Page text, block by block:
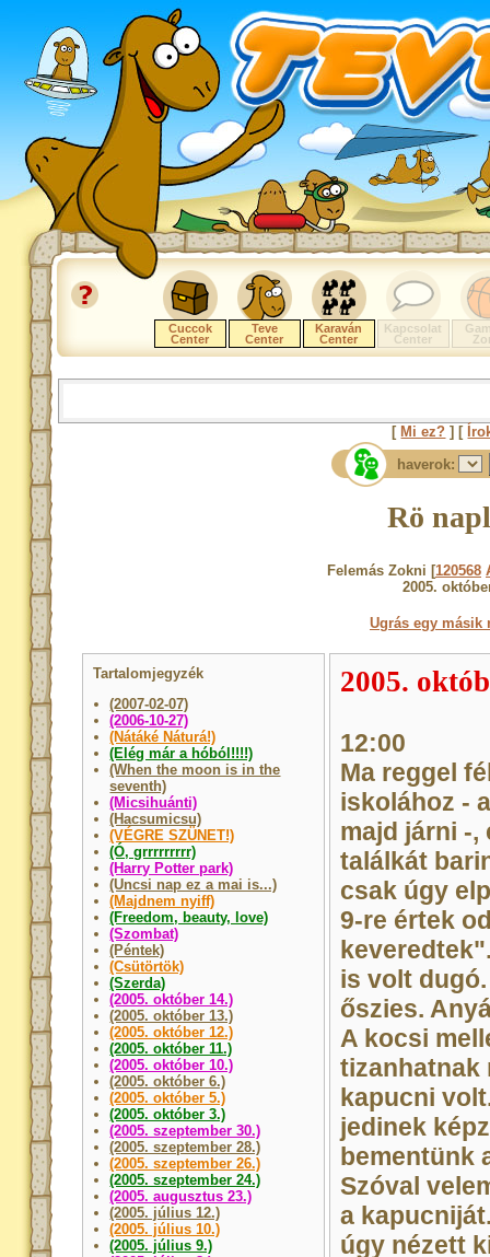
Cuccok
Center
Teve
Center
Karaván
Center
Kapcsolat
Center
[ Mi ez? ] [
haverok:
Rö
Felemás Zokni [120568
2005.
Ugrás egy másik
Tartalomjegyzék
(2007-02-07)
(2006-10-27)
(Nátáké Náturá!)
(Elég már a hóból!!!!)
(When the moon is in the
seventh)
(Micsihuánti)
(Hacsumicsu)
(VÉGRE SZÜNET!)
(Ó, grrrrrrrrr)
(Harry Potter park)
(Uncsi nap ez a mai is...)
(Majdnem nyiff)
(Freedom, beauty, love)
(Szombat)
(Péntek)
(Csütörtök)
(Szerda)
(2005. október 14.)
(2005. október 13.)
(2005. október 12.)
(2005. október 11.)
(2005. október 10.)
(2005. október 6.)
(2005. október 5.)
(2005. október 3.)
(2005. szeptember 30.)
(2005. szeptember 28.)
(2005. szeptember 26.)
(2005. szeptember 24.)
(2005. augusztus 23.)
(2005. július 12.)
(2005. július 10.)
(2005. július 9.)
2005.
12:00
Ma reggel
iskolához -
majd járni -,
találkát
csak úgy
9-re értek
is volt
őszies.
A kocsi
tizanhatnak
kapucni
jedinek
bementünk
Szóval
a
úgy nézett